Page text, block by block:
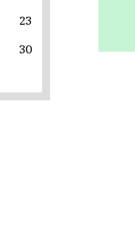
23
30